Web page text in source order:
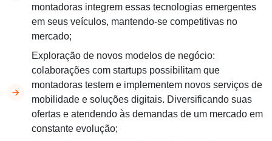
montadoras integrem essas tecnologias emergentes
em seus veículos, mantendo-se competitivas no
mercado;
Exploração de novos modelos de negócio:
colaborações com startups possibilitam que
montadoras testem e implementem novos serviços de
mobilidade e soluções digitais. Diversificando suas
ofertas e atendendo às demandas de um mercado em
constante evolução;